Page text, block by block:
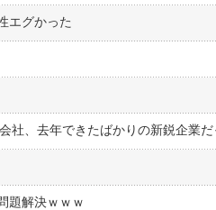
エグかった
社、去年できたばかりの新鋭企業だ
題解決ｗｗｗ